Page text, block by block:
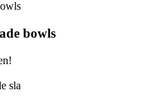
bowls
sla